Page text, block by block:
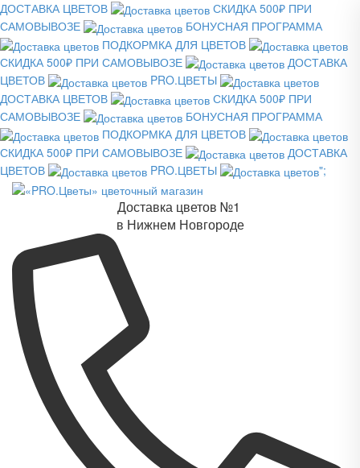
ДОСТАВКА ЦВЕТОВ
СКИДКА 500₽ ПРИ
САМОВЫВОЗЕ
БОНУСНАЯ ПРОГРАММА
ПОДКОРМКА ДЛЯ ЦВЕТОВ
СКИДКА 500₽ ПРИ САМОВЫВОЗЕ
ДОСТАВКА
ЦВЕТОВ
PRO.ЦВЕТЫ
ДОСТАВКА ЦВЕТОВ
СКИДКА 500₽ ПРИ
САМОВЫВОЗЕ
БОНУСНАЯ ПРОГРАММА
ПОДКОРМКА ДЛЯ ЦВЕТОВ
СКИДКА 500₽ ПРИ САМОВЫВОЗЕ
ДОСТАВКА
ЦВЕТОВ
PRO.ЦВЕТЫ ";
Доставка цветов №1
в Нижнем Новгороде